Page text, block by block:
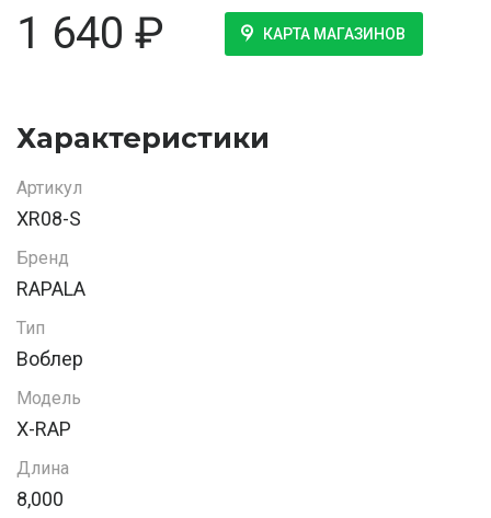
1 640 ₽ КАРТА МАГАЗИНОВ
Характеристики
Артикул
XR08-S
Бренд
RAPALA
Тип
Воблер
Модель
X-RAP
Длина
8,000